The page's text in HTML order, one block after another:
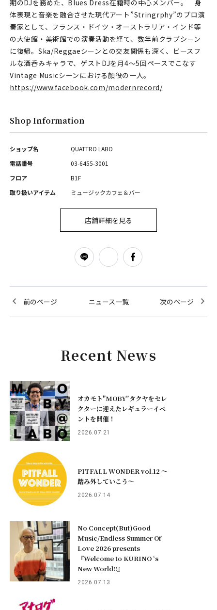
期のDJを務めた、Blues Dress在籍時の中心メンバー。 身
体表現と音楽を融合させた現代アート”Stringrphy”のプロ演
奏家として、フランス・ドイツ・オーストラリア・インド等
の大使館・美術館での演奏活動を経て、数年前クラブシーン
に復帰。Ska/Reggaeシーンとの交友関係も深く、ピースフ
ルな酒呑みキャラで、ゲストDJを月4～5回ペースでこなす
Vintage Musicシーンにおける顔役の一人。
https://www.facebook.com/modernrecord/
Shop Information
ショップ名
QUATTRO LABO
電話番号
03-6455-3001
フロア
B1F
取り扱いアイテム
ミュージックカフェ＆バー
店舗詳細を見る
前のページ ニュース一覧 次のページ
Recent News
オカモト"MOBY”タクヤをセレ
クターに迎えたレギュラーイベ
ントを開催！
2026.07.21
PITFALL WONDER vol.12 ～
踏み外していこう〜
2026.07.14
No Concept(But)Good
Music/Endless Summer Of
Love 2026 presents
『Welcome to KURINO ‘s
New World!!』
2026.07.13